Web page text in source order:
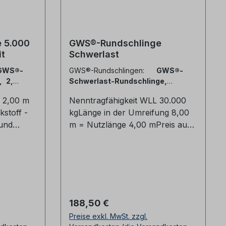
5.000
2,00
2,00 m
-
GWS®-Rundschlinge
Schwerlast
GWS®-Rundschlingen: GWS®-
Schwerlast-Rundschlinge,
Nenntragfähigkeit WLL 30.000
kgLänge in der Umreifung 8,00
m = Nutzlänge 4,00 mPreis auf
beim Heben von schweren
Lasten klar auf der Hand: Das
Eigengewicht ist deutlich geringer
Regulärer Preis:
188,50 €
Preise exkl. MwSt. zzgl.